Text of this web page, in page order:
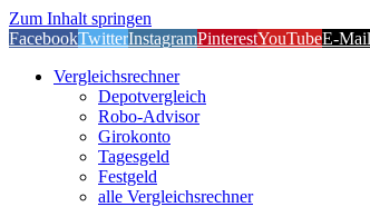
Zum Inhalt springen
FacebookTwitterInstagramPinterestYouTubeE-Mail
Vergleichsrechner
Depotvergleich
Robo-Advisor
Girokonto
Tagesgeld
Festgeld
alle Vergleichsrechner